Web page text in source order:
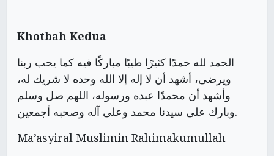
Khotbah Kedua
الحمد لله حمدًا كثيرًا طيبًا مباركًا فيه كما يحب ربنا
ويرضى، أشهد أن لا إله إلا الله وحده لا شريك له،
وأشهد أن محمدًا عبده ورسوله، اللهم صل وسلم
وبارك على سيدنا محمد وعلى آله وصحبه أجمعين.
Ma’asyiral Muslimin Rahimakumullah